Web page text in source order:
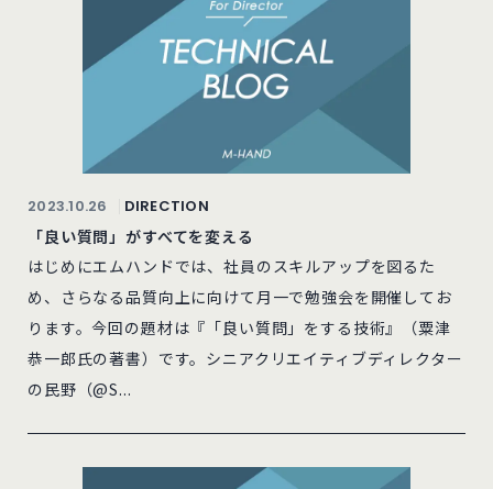
2023.10.26 DIRECTION
「良い質問」がすべてを変える
はじめにエムハンドでは、社員のスキルアップを図るた
め、さらなる品質向上に向けて月一で勉強会を開催してお
ります。今回の題材は『「良い質問」をする技術』（粟津
恭一郎氏の著書）です。シニアクリエイティブディレクター
の民野（@S...